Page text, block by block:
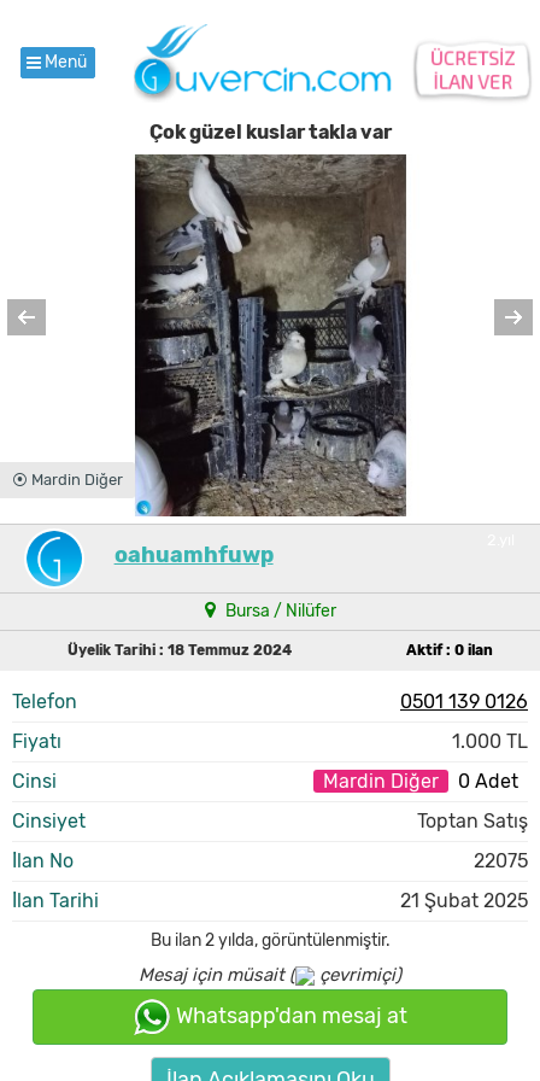
Menü
Çok güzel kuslar takla var
⦿ Mardin Diğer
oahuamhfuwp
Bursa / Nilüfer
Üyelik Tarihi : 18 Temmuz 2024 Aktif : 0 ilan
Telefon
0501 139 0126
Fiyatı
1.000 TL
Cinsi
Mardin Diğer
0 Adet
Cinsiyet
Toptan Satış
İlan No
22075
İlan Tarihi
21 Şubat 2025
Bu ilan2 yılda,görüntülenmiştir.
Mesaj için müsait ( çevrimiçi)
Whatsapp'dan mesaj at